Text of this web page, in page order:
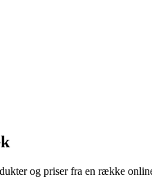
og priser fra en række